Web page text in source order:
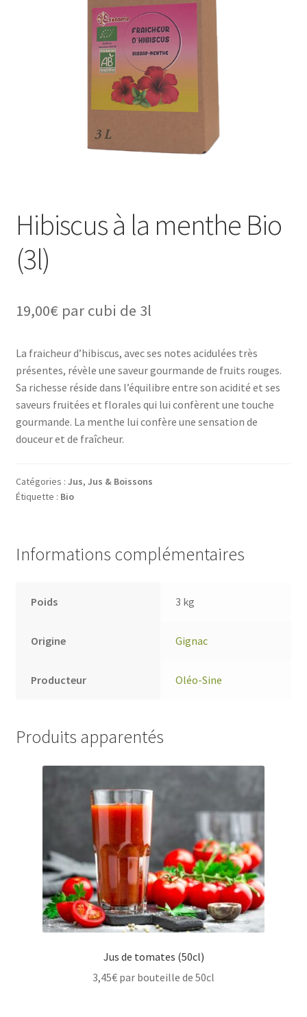
Hibiscus à la menthe Bio
(3l)
19,00€ par cubi de 3l
La fraicheur d’hibiscus, avec ses notes acidulées très
présentes, révèle une saveur gourmande de fruits rouges.
Sa richesse réside dans l’équilibre entre son acidité et ses
saveurs fruitées et florales qui lui confèrent une touche
gourmande. La menthe lui confère une sensation de
douceur et de fraîcheur.
Catégories : Jus, Jus & Boissons
Étiquette : Bio
Informations complémentaires
Poids 3 kg
Origine Gignac
Producteur Oléo-Sine
Produits apparentés
Jus de tomates (50cl)
3,45€ par bouteille de 50cl